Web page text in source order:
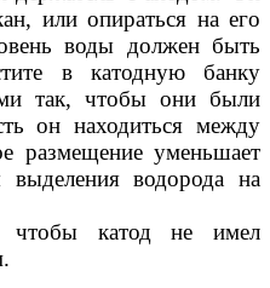
или опираться на его
воды должен быть
в катодную банку
так, чтобы они были
он находиться между
размещение уменьшает
выделения водорода на
чтобы катод не имел